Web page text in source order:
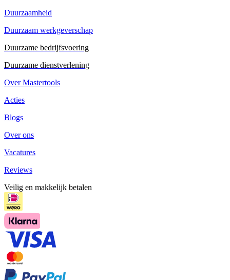
Duurzaamheid
Duurzaam werkgeverschap
Duurzame bedrijfsvoering
Duurzame dienstverlening
Over Mastertools
Acties
Blogs
Over ons
Vacatures
Reviews
Veilig en makkelijk betalen